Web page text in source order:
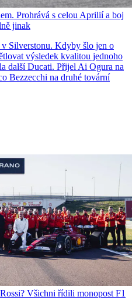
Prohrává s celou Aprilií a boj
jinak
Silverstonu. Kdyby šlo jen o
výsledek kvalitou jednoho
další Ducati. Přijel Ai Ogura na
Bezzecchi na druhé tovární
Všichni řídili monopost F1